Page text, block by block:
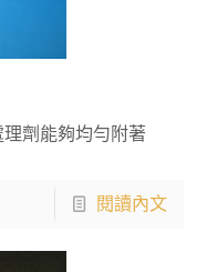
劑能夠均勻附著
閱讀內文